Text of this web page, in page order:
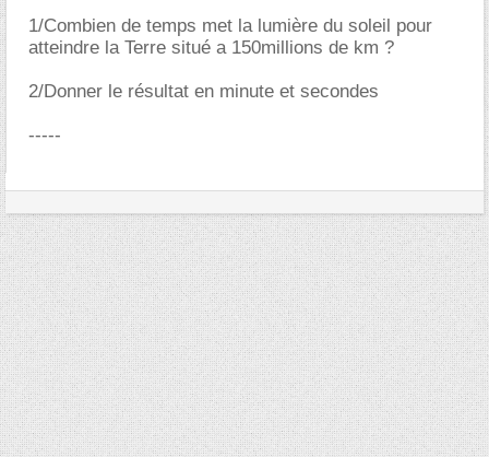
1/Combien de temps met la lumière du soleil pour
atteindre la Terre situé a 150millions de km ?
2/Donner le résultat en minute et secondes
-----